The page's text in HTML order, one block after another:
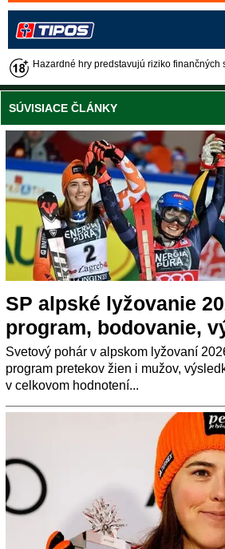
Hazardné hry predstavujú riziko finančných
SÚVISIACE ČLÁNKY
SP alpské lyžovanie
program, bodovanie,
Svetový pohár v alpskom lyžovaní
program pretekov žien i mužov,
v celkovom hodnotení...